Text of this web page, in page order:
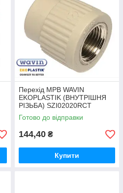
Перехід МРВ WAVIN
EKOPLASTIK (ВНУТРІШНЯ
РІЗЬБА) SZI02020RCT
Ø20x1/2"
Готово до відправки
144,40 ₴
Купити